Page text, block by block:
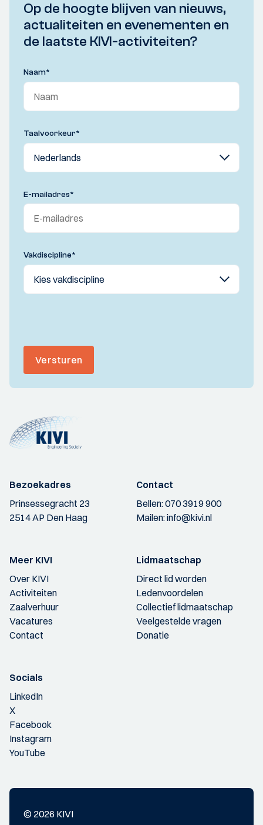
Op de hoogte blijven van nieuws,
actualiteiten en evenementen en
de laatste KIVI-activiteiten?
Naam*
Taalvoorkeur*
E-mailadres*
Vakdiscipline*
Versturen
Bezoekadres
Prinsessegracht 23
2514 AP Den Haag
Contact
Bellen:070 3919 900
Mailen:info@kivi.nl
Meer KIVI
Over KIVI
Activiteiten
Zaalverhuur
Vacatures
Contact
Lidmaatschap
Direct lid worden
Ledenvoordelen
Collectief lidmaatschap
Veelgestelde vragen
Donatie
Socials
LinkedIn
X
Facebook
Instagram
YouTube
© 2026 KIVI